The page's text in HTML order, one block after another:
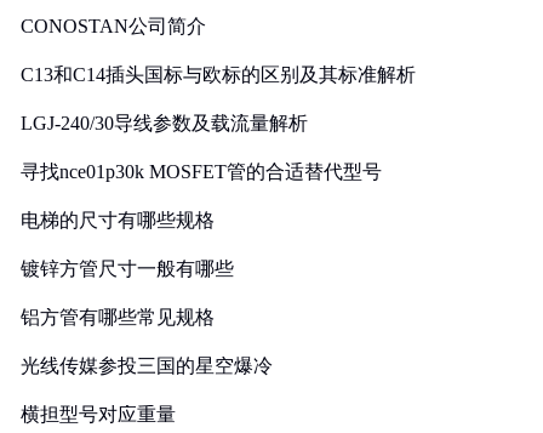
CONOSTAN公司简介
C13和C14插头国标与欧标的区别及其标准解析
LGJ-240/30导线参数及载流量解析
寻找nce01p30k MOSFET管的合适替代型号
电梯的尺寸有哪些规格
镀锌方管尺寸一般有哪些
铝方管有哪些常见规格
光线传媒参投三国的星空爆冷
横担型号对应重量